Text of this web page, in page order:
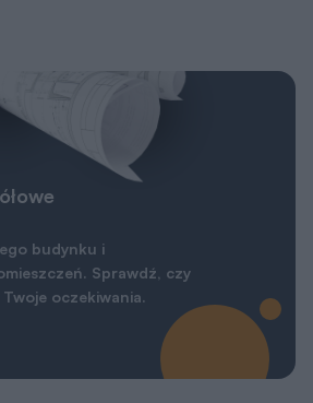
budynku i
Sprawdź, czy
oczekiwania.